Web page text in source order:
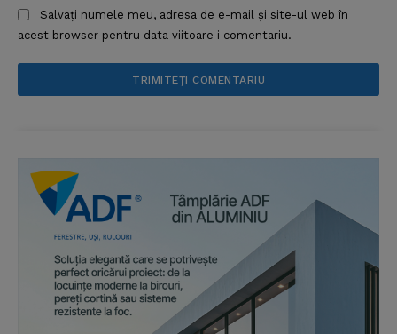
Salvați numele meu, adresa de e-mail și site-ul web în
acest browser pentru data viitoare i comentariu.